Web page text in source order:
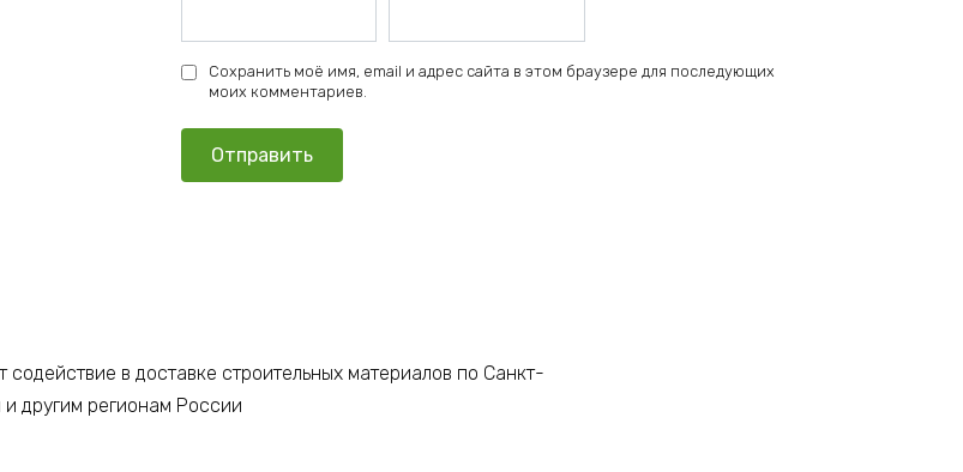
Сохранить моё имя, email и адрес сайта в этом браузере для последующих
моих комментариев.
в доставке строительных материалов по Санкт-
и другим регионам России